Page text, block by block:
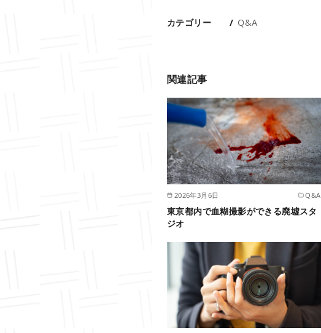
カテゴリー Q&A
関連記事
2026年3月6日 Q&A
東京都内で血糊撮影ができる廃墟スタ
ジオ